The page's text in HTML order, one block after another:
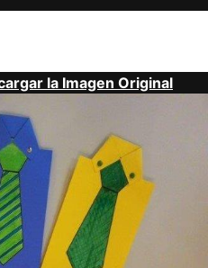
la Imagen Original